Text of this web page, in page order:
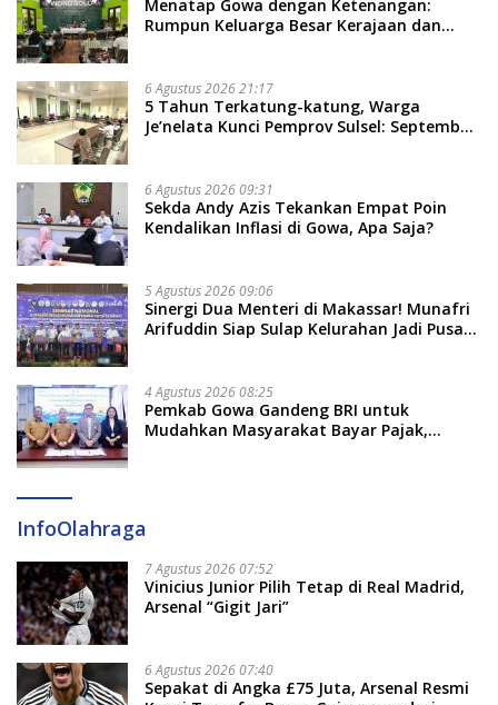
Menatap Gowa dengan Ketenangan:
Rumpun Keluarga Besar Kerajaan dan
Soal Adat dan Adab
6 Agustus 2026 21:17
5 Tahun Terkatung-katung, Warga
Je’nelata Kunci Pemprov Sulsel: September
6 Agustus 2026 09:31
Sekda Andy Azis Tekankan Empat Poin
Kendalikan Inflasi di Gowa, Apa Saja?
5 Agustus 2026 09:06
Sinergi Dua Menteri di Makassar! Munafri
Arifuddin Siap Sulap Kelurahan Jadi Pusat
4 Agustus 2026 08:25
Pemkab Gowa Gandeng BRI untuk
Mudahkan Masyarakat Bayar Pajak,
InfoOlahraga
7 Agustus 2026 07:52
Vinicius Junior Pilih Tetap di Real Madrid,
Arsenal “Gigit Jari”
6 Agustus 2026 07:40
Sepakat di Angka £75 Juta, Arsenal Resmi